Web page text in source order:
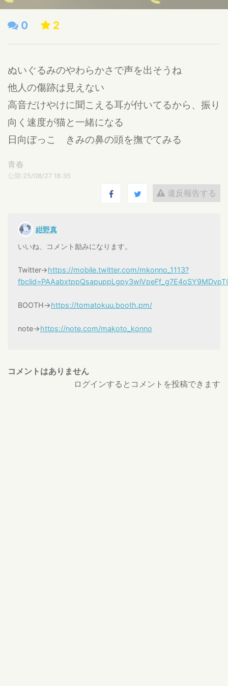
0 2
ぬいぐるみのやわらかさで声を出そうね
他人の傷跡は見えない
高音だけやけに聞こえる耳が付いてるから、振り
向く速度が猫と一緒になる
日向ぼっこ きみの鼻の頭を撫でてみる
青春
公開:25/08/27 18:35
違反報告する
紺野真
いいね、コメント励みになります。
Twitter→https://mobile.twitter.com/mkonno_1113?
BOOTH→https://tomatokuu.booth.pm/
note→https://note.com/makoto_konno
コメントはありません
ログインするとコメントを投稿できます